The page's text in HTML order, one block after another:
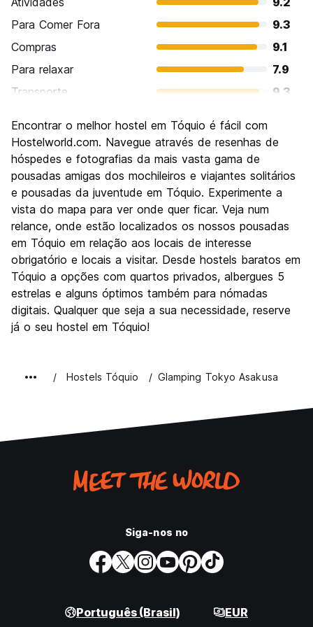
Para Comer Fora
9.3
Compras
9.1
Para relaxar
7.9
Transporte
9.3
Cultura
9.3
Festas / vida noturna
Custo-beneficio
7.5
Encontrar o melhor hostel em Tóquio é fácil com
Hostelworld.com. Navegue através de resenhas de
hóspedes e fotografias da mais vasta gama de
pousadas amigas dos mochileiros e viajantes solitários
e pousadas da juventude em Tóquio. Experimente a
vista do mapa para ver onde quer ficar. Veja num
relance, onde estão localizados os nossos pousadas
em Tóquio em relação aos locais de interesse
obrigatório e locais a visitar. Desde hostels baratos em
Tóquio a opções com quartos privados, albergues 5
estrelas e alguns óptimos também para nómadas
digitais. Qualquer que seja a sua necessidade, reserve
já o seu hostel em Tóquio!
Hostels Tóquio Glamping Tokyo Asakusa
Siga-nos no
Português (Brasil) EUR